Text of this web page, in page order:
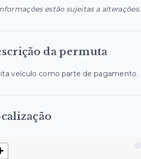
estão sujeitas a alterações.
da permuta
veículo como parte de pagamento.